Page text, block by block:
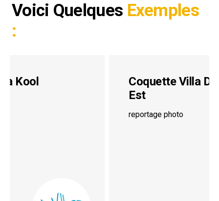
Voici Quelques Exemples
:
Coquette Villa Du Cap
reportage photo